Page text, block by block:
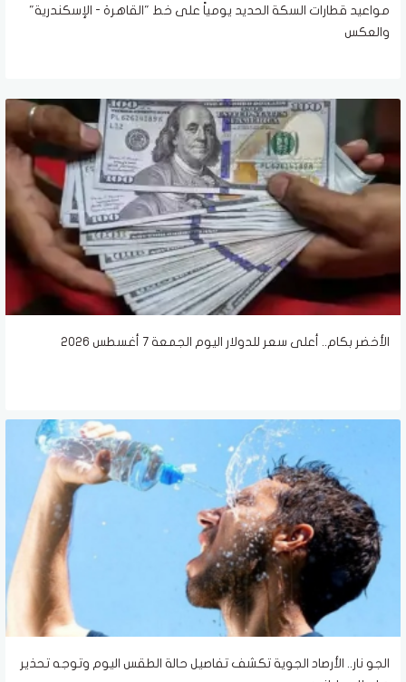
مواعيد قطارات السكة الحديد يومياً على خط "القاهرة - الإسكندرية"
والعكس
الأخضر بكام.. أعلى سعر للدولار اليوم الجمعة 7 أغسطس 2026
الجو نار.. الأرصاد الجوية تكشف تفاصيل حالة الطقس اليوم وتوجه تحذير